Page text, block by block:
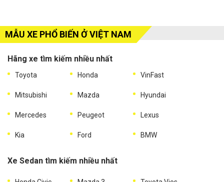
MẪU XE PHỔ BIẾN Ở VIỆT NAM
Hãng xe tìm kiếm nhiều nhất
Toyota Honda VinFast
Mitsubishi Mazda Hyundai
Mercedes Peugeot Lexus
Kia Ford BMW
Xe Sedan tìm kiếm nhiều nhất